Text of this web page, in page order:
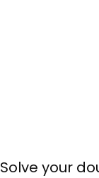
Solve your